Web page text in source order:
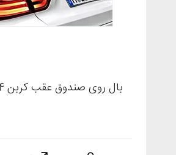
بال روی صندوق عقب کربن X4